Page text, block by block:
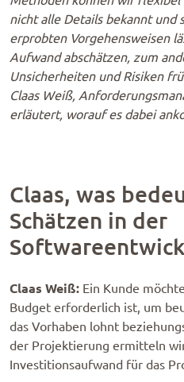
nicht alle Details bekannt und
erprobten Vorgehensweisen
Aufwand abschätzen, zum
Unsicherheiten und Risiken
Claas Weiß,
erläutert, worauf es dabei
Claas, was
Schätzen in der
Claas Weiß: Ein Kunde
Budget erforderlich ist, um
das Vorhaben lohnt
der Projektierung ermitteln
Investitionsaufwand für das